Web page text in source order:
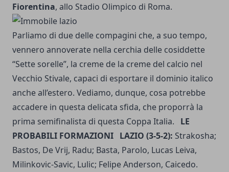
Fiorentina, allo Stadio Olimpico di Roma.
Parliamo di due delle compagini che, a suo tempo,
vennero annoverate nella cerchia delle cosiddette
“Sette sorelle”, la creme de la creme del calcio nel
Vecchio Stivale, capaci di esportare il dominio italico
anche all’estero. Vediamo, dunque, cosa potrebbe
accadere in questa delicata sfida, che proporrà la
prima semifinalista di questa Coppa Italia. LE
PROBABILI FORMAZIONI LAZIO (3-5-2): Strakosha;
Bastos, De Vrij, Radu; Basta, Parolo, Lucas Leiva,
Milinkovic-Savic, Lulic; Felipe Anderson, Caicedo.